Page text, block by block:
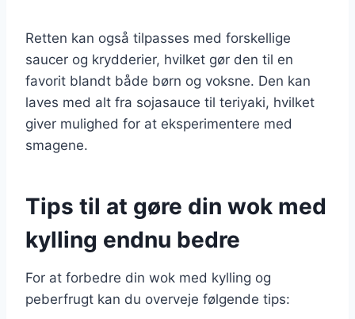
Retten kan også tilpasses med forskellige
saucer og krydderier, hvilket gør den til en
favorit blandt både børn og voksne. Den kan
laves med alt fra sojasauce til teriyaki, hvilket
giver mulighed for at eksperimentere med
smagene.
Tips til at gøre din wok med
kylling endnu bedre
For at forbedre din wok med kylling og
peberfrugt kan du overveje følgende tips: